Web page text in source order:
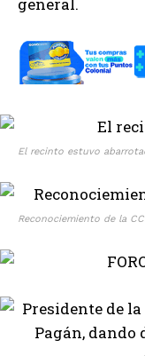
general.
El recinto estuvo
Reconociemiento de la